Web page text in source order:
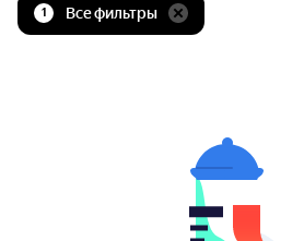
1 Все фильтры